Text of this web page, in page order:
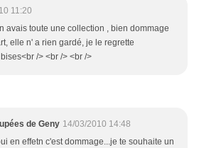
11:20
avais toute une collection , bien dommage
elle n' a rien gardé, je le regrette
/> <br /> <br />
de Geny 14/03/2010 14:48
en effetn c'est dommage...je te souhaite un